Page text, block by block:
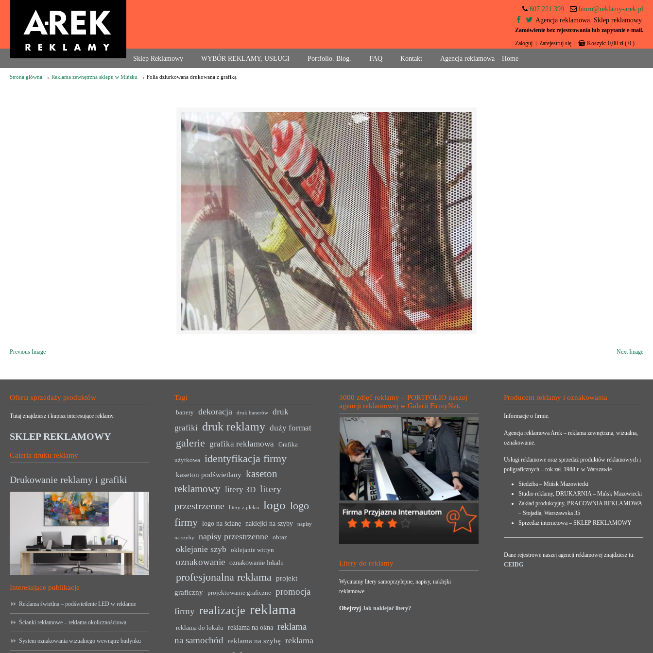
Agencja reklamowa. Reklama – usługi, druk
607 221 399
biuro@reklamy-arek.pl
Agencja reklamowa. Sklep reklamowy.
Zamówienie bez rejestrowania lub zapytanie e-mail.
Zaloguj Zarejestruj się Koszyk: 0,00 zł ( 0 )
Sklep Reklamowy WYBÓR REKLAMY, USŁUGI Portfolio. Blog. FAQ Kontakt Agencja reklamowa – Home
Navigation
Strona główna → Reklama zewnętrzna sklepu w Mińsku → Folia dziurkowana drukowana z grafiką
Previous Image Next Image
Oferta sprzedaży produktów
Tutaj znajdziesz i kupisz interesujące reklamy.
SKLEP REKLAMOWY
Galeria druku reklamy
Drukowanie reklamy i grafiki
Interesujące publikacje
Reklama świetlna – podświetlenie LED w reklamie
Ścianki reklamowe – reklama okolicznościowa
System oznakowania wizualnego wewnątrz budynku
Tagi
banery dekoracja druk banerów
druk
grafiki druk reklamy duży format
galerie grafika reklamowa Grafika
użytkowa identyfikacja firmy
kaseton podświetlany kaseton
reklamowy litery 3D litery
przestrzenne
litery z pleksi logo logo
firmy
logo na ścianę naklejki na szyby napisy
na szyby napisy przestrzenne obraz
oklejanie szyb oklejanie witryn
oznakowanie oznakowanie lokalu
profesjonalna reklama projekt
graficzny
projektowanie graficzne
promocja
firmy realizacje reklama
reklama do lokalu reklama na okna
reklama
na samochód reklama na szybę reklama
3000 zdjęć reklamy – PORTFOLIO naszej
agencji reklamowej w Galerii FirmyNet.
Litery do reklamy
Wycinamy litery samoprzylepne, napisy, naklejki
reklamowe.
ObejrzyjJak naklejać litery?
Producent reklamy i oznakowania
Informacje o firmie.
Agencja reklamowa Arek – reklama zewnętrzna, wizualna,
oznakowanie.
Usługi reklamowe oraz sprzedaż produktów reklamowych i
poligraficznych – rok zał. 1988 r. w Warszawie.
Siedziba – Mińsk Mazowiecki
Studio reklamy, DRUKARNIA – Mińsk Mazowiecki
Zakład produkcyjny, PRACOWNIA REKLAMOWA
– Stojadła, Warszawska 35
Sprzedaż internetowa – SKLEP REKLAMOWY
Dane rejestrowe naszej agencji reklamowej znajdziesz tu:
CEIDG